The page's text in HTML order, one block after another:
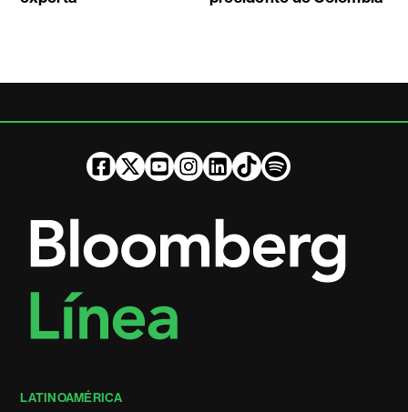
LATINOAMÉRICA